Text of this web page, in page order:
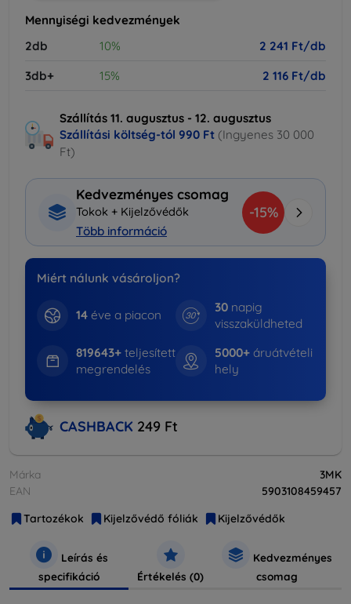
Mennyiségi kedvezmények
2db
10%
2 241 Ft/db
3db+
15% 2 116 Ft/db
Szállítás 11. augusztus - 12. augusztus
Szállítási költség-tól 990 Ft (Ingyenes 30 000
Ft)
Kedvezményes csomag
Tokok + Kijelzővédők
Több információ
-15%
Miért nálunk vásároljon?
14éve a piacon
30 napig
visszaküldheted
819643+teljesített
megrendelés
5000+ áruátvételi
hely
CASHBACK 249 Ft
Márka
3MK
EAN
5903108459457
Tartozékok
Kijelzővédő fóliák Kijelzővédők
Leírás és
specifikáció
Értékelés (0)
Kedvezményes
csomag